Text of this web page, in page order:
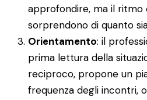
approfondire, ma il ritmo
sorprendono di quanto
Orientamento: il
prima lettura della
reciproco, propone un
frequenza degli incontri,